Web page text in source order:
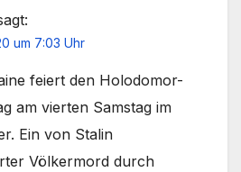
um 7:03 Uhr
feiert den Holodomor-
am vierten Samstag im
Ein von Stalin
Völkermord durch